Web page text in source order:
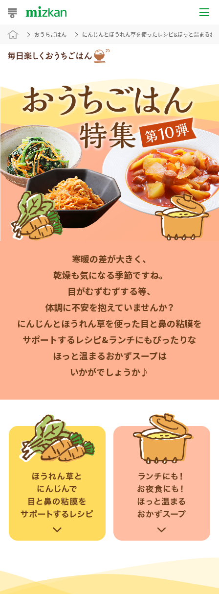
おうちレシピ
おすすめレシピ
レシピ特集
レシピカテゴリ一覧
商品からレシピを探す
レシピ名特集
商品情報
商品カテゴリ
調味酢
お酢ドリンク ぽん酢
みりん風・料理酒 鍋用調味料
たれ
スープ 中華
クイック調味料 レモン果汁
ふりかけ おすしの素
炊き込みご飯の素 米飯用調味液
Fibee
キャンペーン情報
ブランド・スペシャルサイト
ブランド・スペシャルサイト トップ
商品ブランドサイト
Fibee（ファイビー）
味ぽん
ぽん酢
かおりの蔵
つゆ
鍋なび
納豆のサイト
三ツ判山吹
スペシャルサイト
企業情報
ミツカンの歴史
ミツカンを知る
環境への取り組み
水の文化センター（アーカイブ）
ZENB initiative
採用情報
ニュースリリース
お客様相談センター
お客様の声をいかしました
よくあるご質問
おうちごはん にんじんとほうれん草を使ったレシピ&ほっと温まるお
寒暖の差が大きく、
乾燥も気になる季節ですね。
目がむずむずする等、
体調に不安を抱えていませんか？
にんじんとほうれん草を使った目と鼻の粘膜を
サポートするレシピ&ランチにもぴったりな
ほっと温まるおかずスープは
いかがでしょうか♪